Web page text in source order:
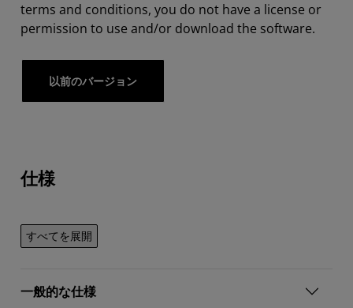
terms and conditions, you do not have a license or
permission to use and/or download the software.
以前のバージョン
仕様
すべてを展開
一般的な仕様